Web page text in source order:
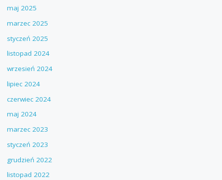
maj 2025
marzec 2025
styczeń 2025
listopad 2024
wrzesień 2024
lipiec 2024
czerwiec 2024
maj 2024
marzec 2023
styczeń 2023
grudzień 2022
listopad 2022